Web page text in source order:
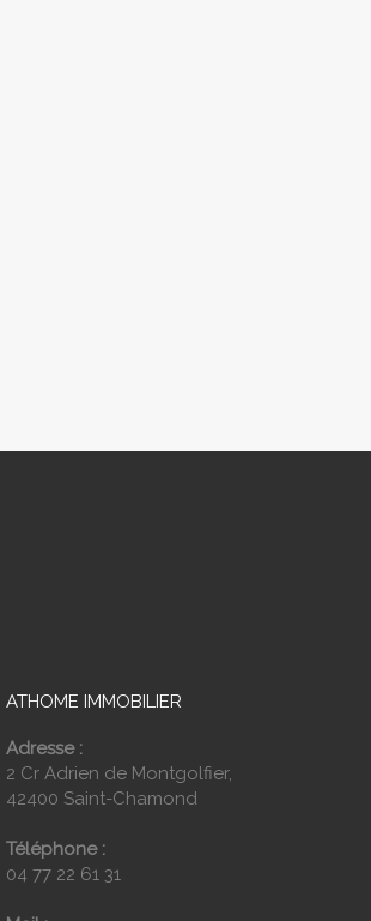
ATHOME IMMOBILIER
Adresse :
2 Cr Adrien de Montgolfier,
42400 Saint-Chamond
Téléphone :
04 77 22 61 31